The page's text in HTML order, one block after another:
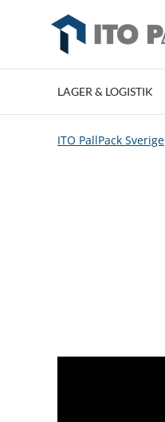
LAGER & LOGISTIK
ITO PallPack Sverige